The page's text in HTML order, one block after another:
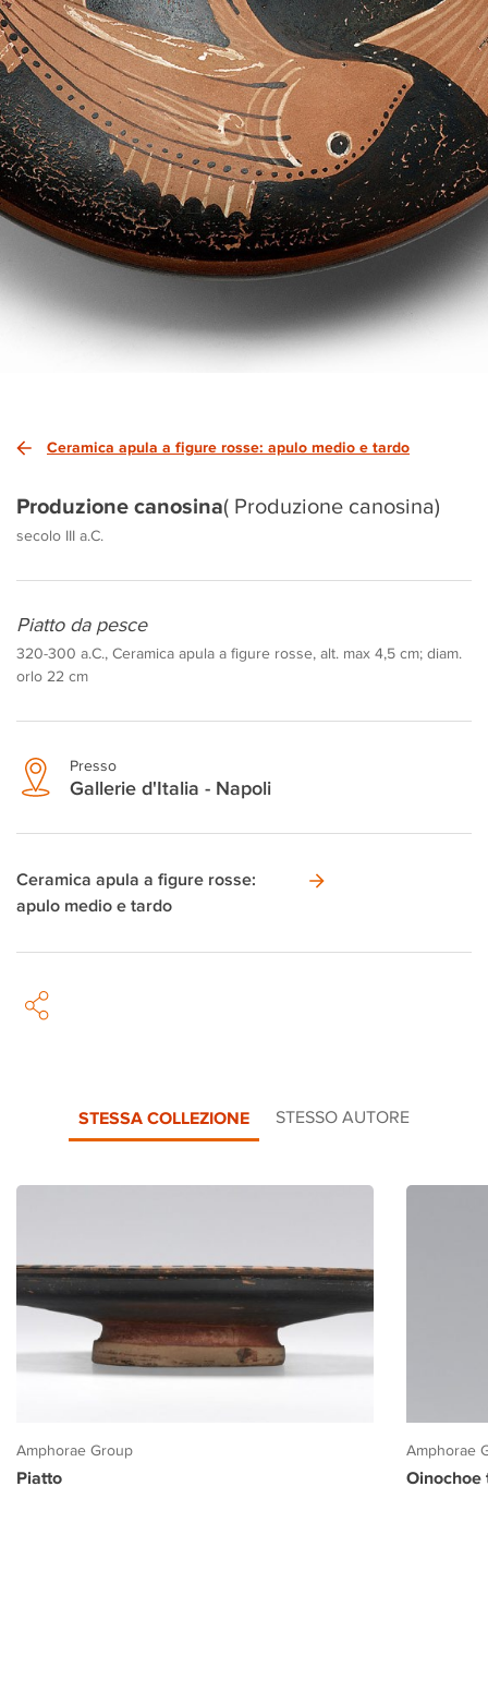
Ceramica apula a figure rosse: apulo medio e tardo
Produzione canosina( Produzione canosina)
secolo III a.C.
Piatto da pesce
320-300 a.C., Ceramica apula a figure rosse, alt. max 4,5 cm; diam.
orlo 22 cm
Presso
Gallerie d'Italia - Napoli
Ceramica apula a figure rosse:
apulo medio e tardo
STESSA COLLEZIONE STESSO AUTORE
Amphorae Group
Piatto
Amphorae
Oinochoe